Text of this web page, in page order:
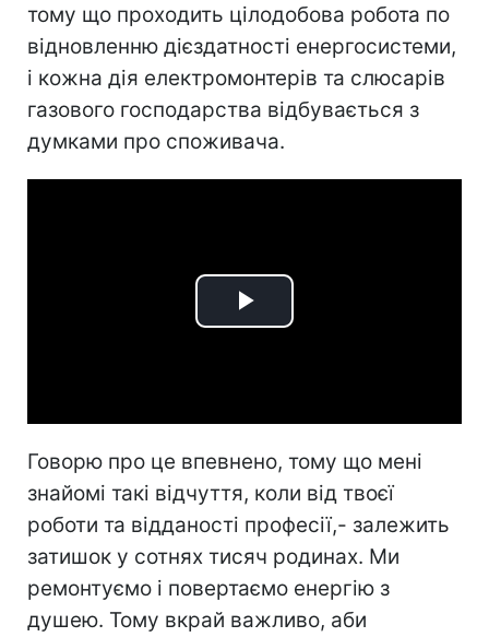
тому що проходить цілодобова робота по
відновленню дієздатності енергосистеми,
і кожна дія електромонтерів та слюсарів
газового господарства відбувається з
думками про споживача.
Play
Говорю про це впевнено, тому що мені
знайомі такі відчуття, коли від твоєї
роботи та відданості професії,- залежить
затишок у сотнях тисяч родинах. Ми
ремонтуємо і повертаємо енергію з
душею. Тому вкрай важливо, аби